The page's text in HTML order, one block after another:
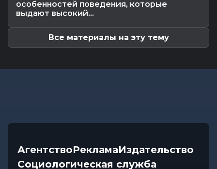
В Горках водитель бензовоза присвоил более
особенностей поведения, которые
выдают высокий...
Все материалы на эту тему
АгентствоРекламаИздательство
Социологическая служба